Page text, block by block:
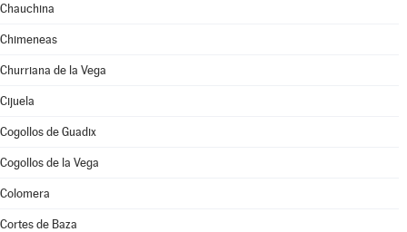
Chauchina
Chimeneas
Churriana de la Vega
Cijuela
Cogollos de Guadix
Cogollos de la Vega
Colomera
Cortes de Baza